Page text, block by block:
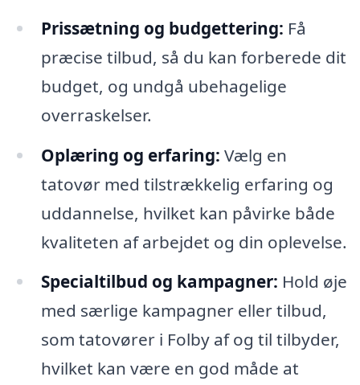
Prissætning og budgettering: Få
præcise tilbud, så du kan forberede dit
budget, og undgå ubehagelige
overraskelser.
Oplæring og erfaring: Vælg en
tatovør med tilstrækkelig erfaring og
uddannelse, hvilket kan påvirke både
kvaliteten af arbejdet og din oplevelse.
Specialtilbud og kampagner: Hold øje
med særlige kampagner eller tilbud,
som tatovører i Folby af og til tilbyder,
hvilket kan være en god måde at